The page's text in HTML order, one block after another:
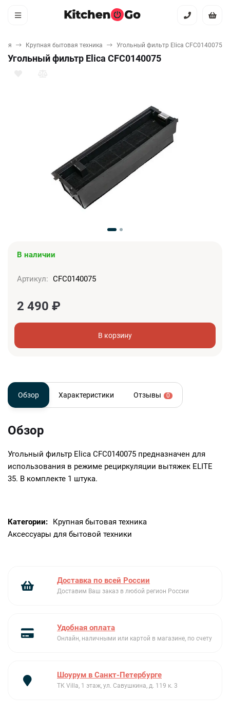
Крупная бытовая техника Угольный фильтр Elica CFC0140075
Угольный фильтр Elica CFC0140075
В наличии
Артикул: CFC0140075
2 490 ₽
В корзину
Обзор Характеристики Отзывы 0
Обзор
Угольный фильтр Elica CFC0140075 предназначен для
использования в режиме рециркуляции вытяжек ELITE
35. В комплекте 1 штука.
Категории:
Крупная бытовая техника
Аксессуары для бытовой техники
Доставка по всей России
Доставим Ваш заказ в любой регион России
Удобная оплата
Онлайн, наличными или картой в магазине, по счету
Шоурум в Санкт-Петербурге
ТК Villa, 1 этаж, ул. Савушкина, д. 119 к. 3